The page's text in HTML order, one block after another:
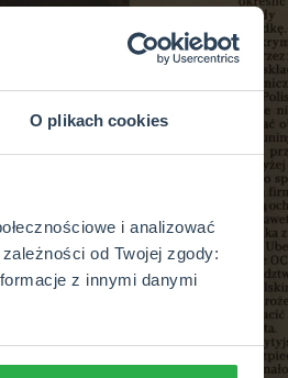
O plikach cookies
i analizować
od Twojej zgody:
z innymi danymi